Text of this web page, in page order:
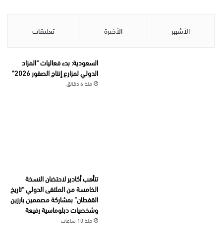
الأشهر الأخيرة تعليقات
السعودية: بدء فعاليات “المزاد
الدولي لمزارع إنتاج الصقور 2026”
منذ 6 دقائق
تتأهب أكادير لاحتضان النسخة
الخامسة من الملتقى الدولي “تاريخ
القفطان” بمشاركة مصممين بارزين
وشخصيات دبلوماسية رفيعة
منذ 10 ساعات